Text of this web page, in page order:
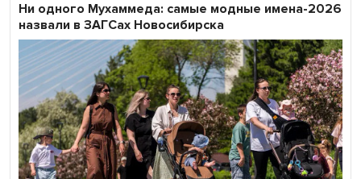
Ни одного Мухаммеда: самые модные имена-2026
назвали в ЗАГСах Новосибирска